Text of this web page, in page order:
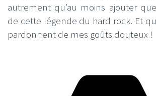
autrement qu’au moins ajouter
de cette légende du hard rock. Et
pardonnent de mes goûts douteux !